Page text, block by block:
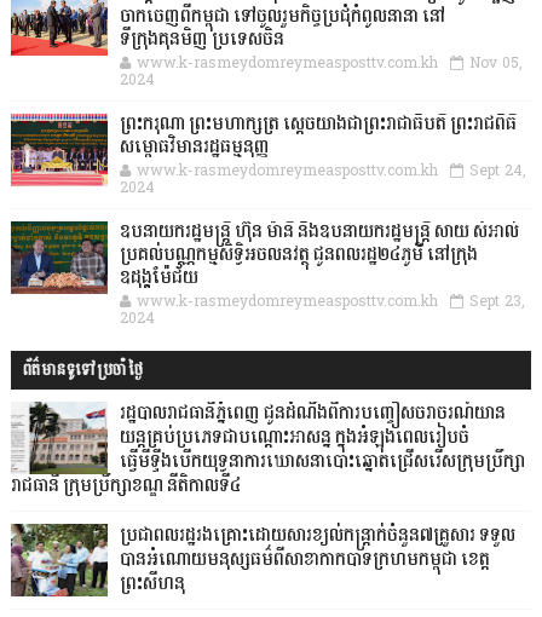
ចាកចេញពីកម្ពុជា ទៅចូលរួមកិច្ចប្រជុំកំពូលនានា នៅ
ទីក្រុងគុនមិញ ប្រទេសចិន
www.k-rasmeydomreymeasposttv.com.kh Nov 05,
2024
ព្រះករុណា ព្រះមហាក្សត្រ ស្តេចយាងជាព្រះរាជាធិបតី ព្រះរាជពិធី
សម្ពោធវិមានរដ្ឋធម្មនុញ្ញ
www.k-rasmeydomreymeasposttv.com.kh Sept 24,
2024
ឧបនាយករដ្ឋមន្ដ្រី ហ៊ុន ម៉ានី និងឧបនាយករដ្ឋមន្ដ្រី សាយ សំអាល់
ប្រគល់បណ្ណកម្មសិទ្ធិអចលនវត្ថុ ជូនពលរដ្ឋ២៤ភូមិ នៅក្រុង
ឧដុង្គម៉ែជ័យ
www.k-rasmeydomreymeasposttv.com.kh Sept 23,
2024
ព័ត៌មានទូទៅប្រចាំថ្ងៃ
រដ្ឋបាលរាជធានីភ្នំពេញ ជូនដំណឹងពីការបញ្ចៀសចរាចរណ៍យាន
យន្តគ្រប់ប្រភេទជាបណ្តោះអាសន្ន ក្នុងអំឡុងពេលរៀបចំ
ធ្វើមីទ្ទីងបើកយុទ្ធនាការឃោសនាបោះឆ្នោតជ្រើសរើសក្រុមប្រឹក្សា
រាជធានី ក្រុមប្រឹក្សាខណ្ឌ នីតិកាលទី៤
ប្រជាពលរដ្ឋរងគ្រោះដោយសារខ្យល់កន្ត្រាក់ចំនួន៧គ្រួសារ ទទួល
បានអំណោយមនុស្សធម៌ពីសាខាកាកបាទក្រហមកម្ពុជា ខេត្ត
ព្រះសីហនុ